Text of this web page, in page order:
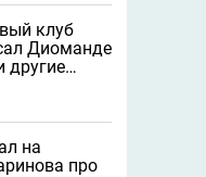
клуб
Диоманде
другие
на
про